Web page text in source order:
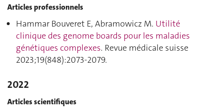
Articles professionnels
Hammar Bouveret E, Abramowicz M. Utilité
clinique des genome boards pour les maladies
génétiques complexes. Revue médicale suisse
2023;19(848):2073‑2079.
2022
Articles scientifiques